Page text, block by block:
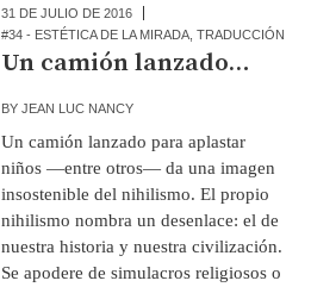
31 DE JULIO DE 2016
#34 - ESTÉTICA DE LA MIRADA ,TRADUCCIÓN
Un camión lanzado…
BYJEAN LUC NANCY
Un camión lanzado para aplastar
niños —entre otros— da una imagen
insostenible del nihilismo. El propio
nihilismo nombra un desenlace: el de
nuestra historia y nuestra civilización.
Se apodere de simulacros religiosos o